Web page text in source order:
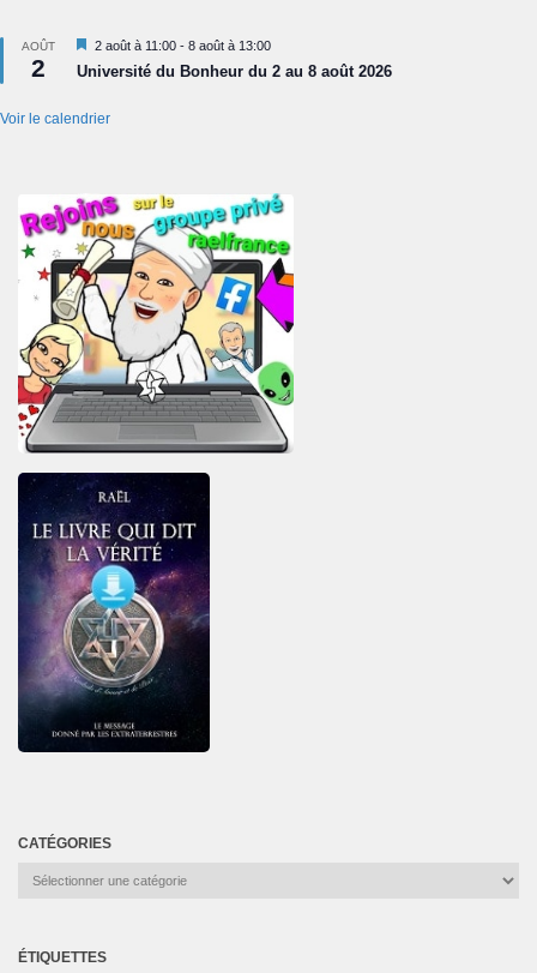
AOÛT
2
Mis
en
avant
2 août à 11:00 - 8 août à 13:00
Université du Bonheur du 2 au 8 août 2026
Voir le calendrier
CATÉGORIES
Catégories
ÉTIQUETTES